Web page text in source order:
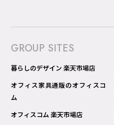
GROUP SITES
暮らしのデザイン 楽天市場店
オフィス家具通販のオフィスコ
ム
オフィスコム 楽天市場店